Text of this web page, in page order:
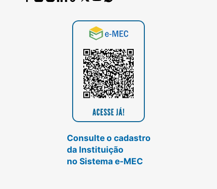
Consulte o cadastro
da Instituição
no Sistema e-MEC